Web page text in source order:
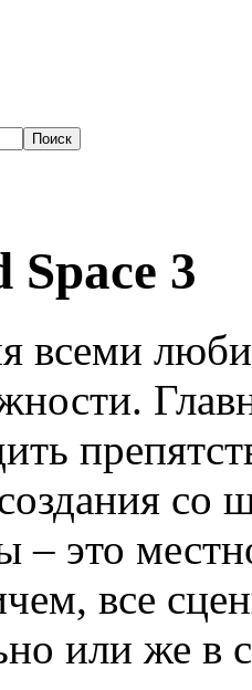
Space 3
всеми
– это
все
или же в